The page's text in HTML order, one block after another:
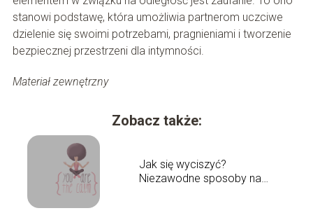
stanowi podstawę, która umożliwia partnerom uczciwe
dzielenie się swoimi potrzebami, pragnieniami i tworzenie
bezpiecznej przestrzeni dla intymności.
Materiał zewnętrzny
Zobacz także:
Jak się wyciszyć?
Niezawodne sposoby na